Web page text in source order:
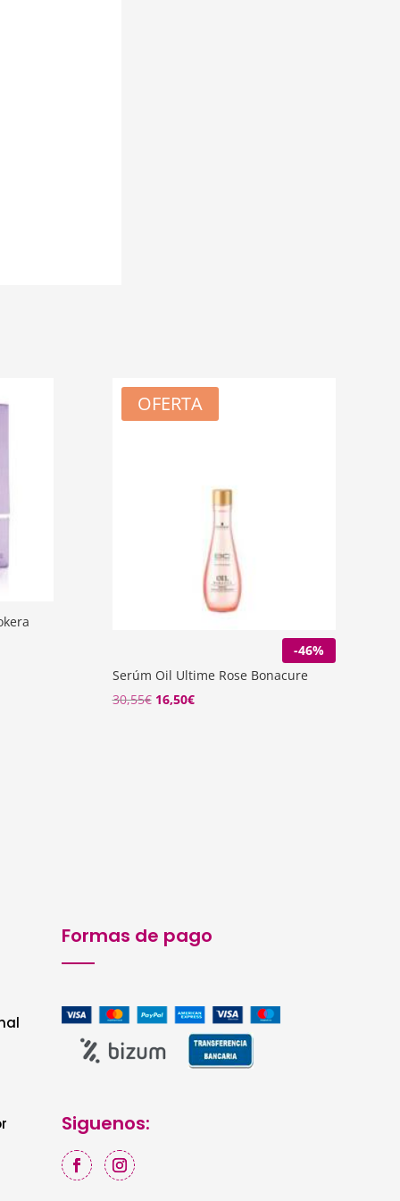
OFERTA
-46%
Serúm Oil Ultime Rose Bonacure
30,55€ El
16,50€El
Formas de pago
Siguenos: